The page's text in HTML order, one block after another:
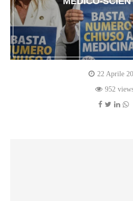
22 Aprile
952